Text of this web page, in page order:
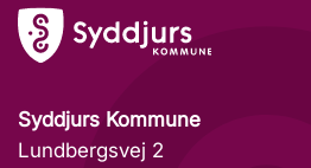
Syddjurs Kommune
Lundbergsvej 2